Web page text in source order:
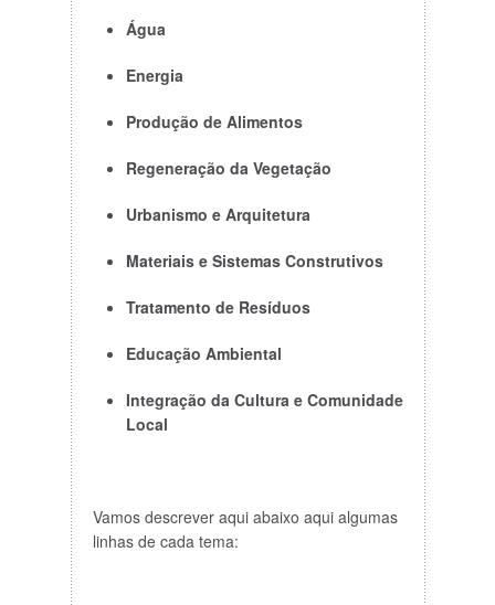
Água
Energia
Produção de Alimentos
Regeneração da Vegetação
Urbanismo e Arquitetura
Materiais e Sistemas Construtivos
Tratamento de Resíduos
Educação Ambiental
Integração da Cultura e Comunidade
Local
Vamos descrever aqui abaixo aqui algumas
linhas de cada tema: